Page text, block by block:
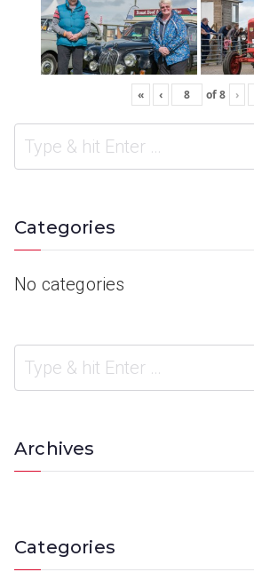
« ‹ of8 ›
Categories
No categories
Archives
Categories